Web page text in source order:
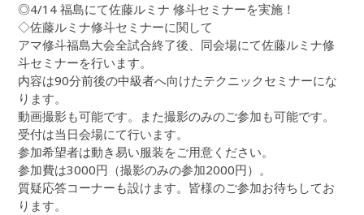
◎4/14 福島にて佐藤ルミナ 修斗セミナーを実施！
◇佐藤ルミナ修斗セミナーに関して
アマ修斗福島大会全試合終了後、同会場にて佐藤ルミナ修
斗セミナーを行います。
内容は90分前後の中級者へ向けたテクニックセミナーにな
ります。
動画撮影も可能です。また撮影のみのご参加も可能です。
受付は当日会場にて行います。
参加希望者は動き易い服装をご用意ください。
参加費は3000円（撮影のみの参加2000円）。
質疑応答コーナーも設けます。皆様のご参加お待ちしてお
ります。